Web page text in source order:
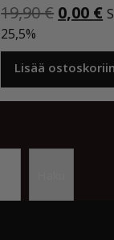
19,90€
oli:
19,90 €.
0,00 €
25,5%
Lisää ostoskoriin